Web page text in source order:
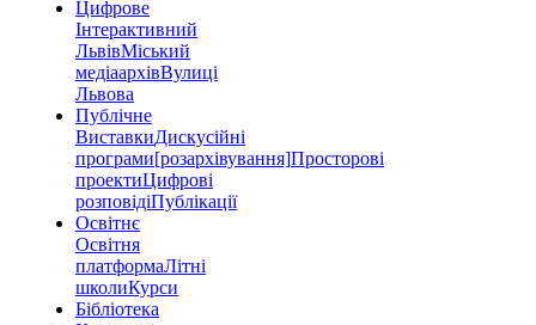
Цифрове
Інтерактивний
ЛьвівМіський
медіаархівВулиці
Львова
Публічне
ВиставкиДискусійні
програми[розархівування]Просторові
проектиЦифрові
розповідіПублікації
Освітнє
Освітня
платформаЛітні
школиКурси
Бібліотека